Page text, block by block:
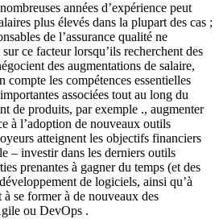
années d’expérience peut
plus élevés dans la plupart des cas ;
de l’assurance qualité ne
ce facteur lorsqu’ils recherchent des
des augmentations de salaire,
compte les compétences essentielles
associées tout au long du
de produits, par exemple ., augmenter
à l’adoption de nouveaux outils
atteignent les objectifs financiers
– investir dans les derniers outils
prenantes à gagner du temps (et des
de logiciels, ainsi qu’à
se former à de nouveaux des
ou DevOps .